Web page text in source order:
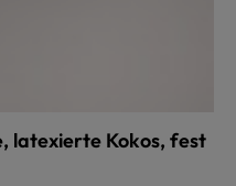
latexierte Kokos, fest